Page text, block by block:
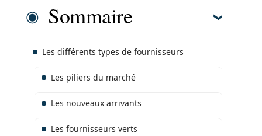
Sommaire
Les différents types de fournisseurs
Les piliers du marché
Les nouveaux arrivants
Les fournisseurs verts